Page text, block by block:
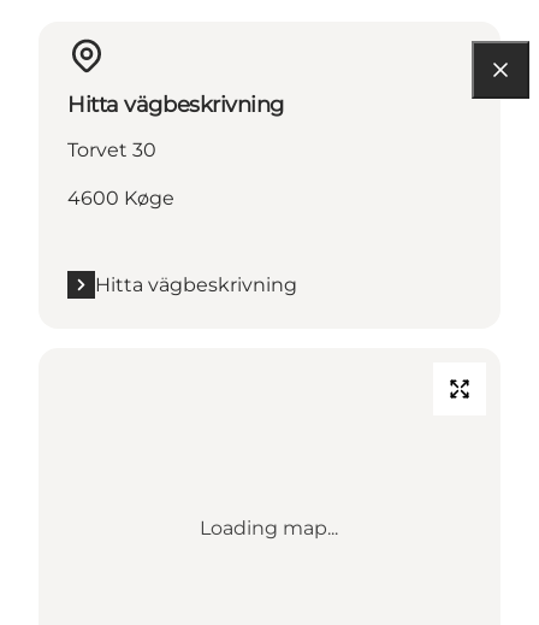
Hitta vägbeskrivning
Torvet 30
4600 Køge
Hitta vägbeskrivning
Loading map...